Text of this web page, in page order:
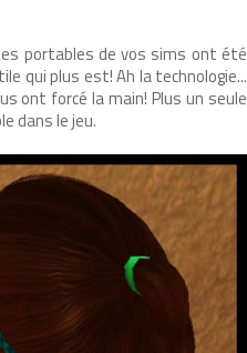
portables de vos sims ont été
qui plus est! Ah la technologie...
ont forcé la main! Plus un seule
dans le jeu.